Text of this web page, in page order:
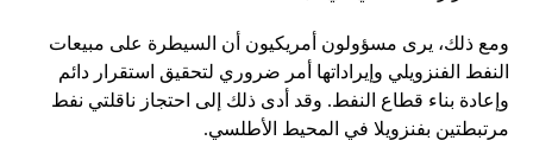
ومع ذلك، يرى مسؤولون أمريكيون أن السيطرة على مبيعات
النفط الفنزويلي وإيراداتها أمر ضروري لتحقيق استقرار دائم
وإعادة بناء قطاع النفط. وقد أدى ذلك إلى احتجاز ناقلتي نفط
مرتبطتين بفنزويلا في المحيط الأطلسي.